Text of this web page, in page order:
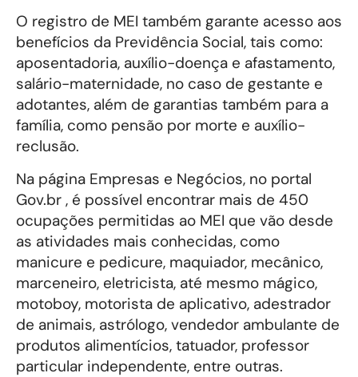
O registro de MEI também garante acesso aos
benefícios da Previdência Social, tais como:
aposentadoria, auxílio-doença e afastamento,
salário-maternidade, no caso de gestante e
adotantes, além de garantias também para a
família, como pensão por morte e auxílio-
reclusão.
Na página Empresas e Negócios, no portal
Gov.br , é possível encontrar mais de 450
ocupações permitidas ao MEI que vão desde
as atividades mais conhecidas, como
manicure e pedicure, maquiador, mecânico,
marceneiro, eletricista, até mesmo mágico,
motoboy, motorista de aplicativo, adestrador
de animais, astrólogo, vendedor ambulante de
produtos alimentícios, tatuador, professor
particular independente, entre outras.